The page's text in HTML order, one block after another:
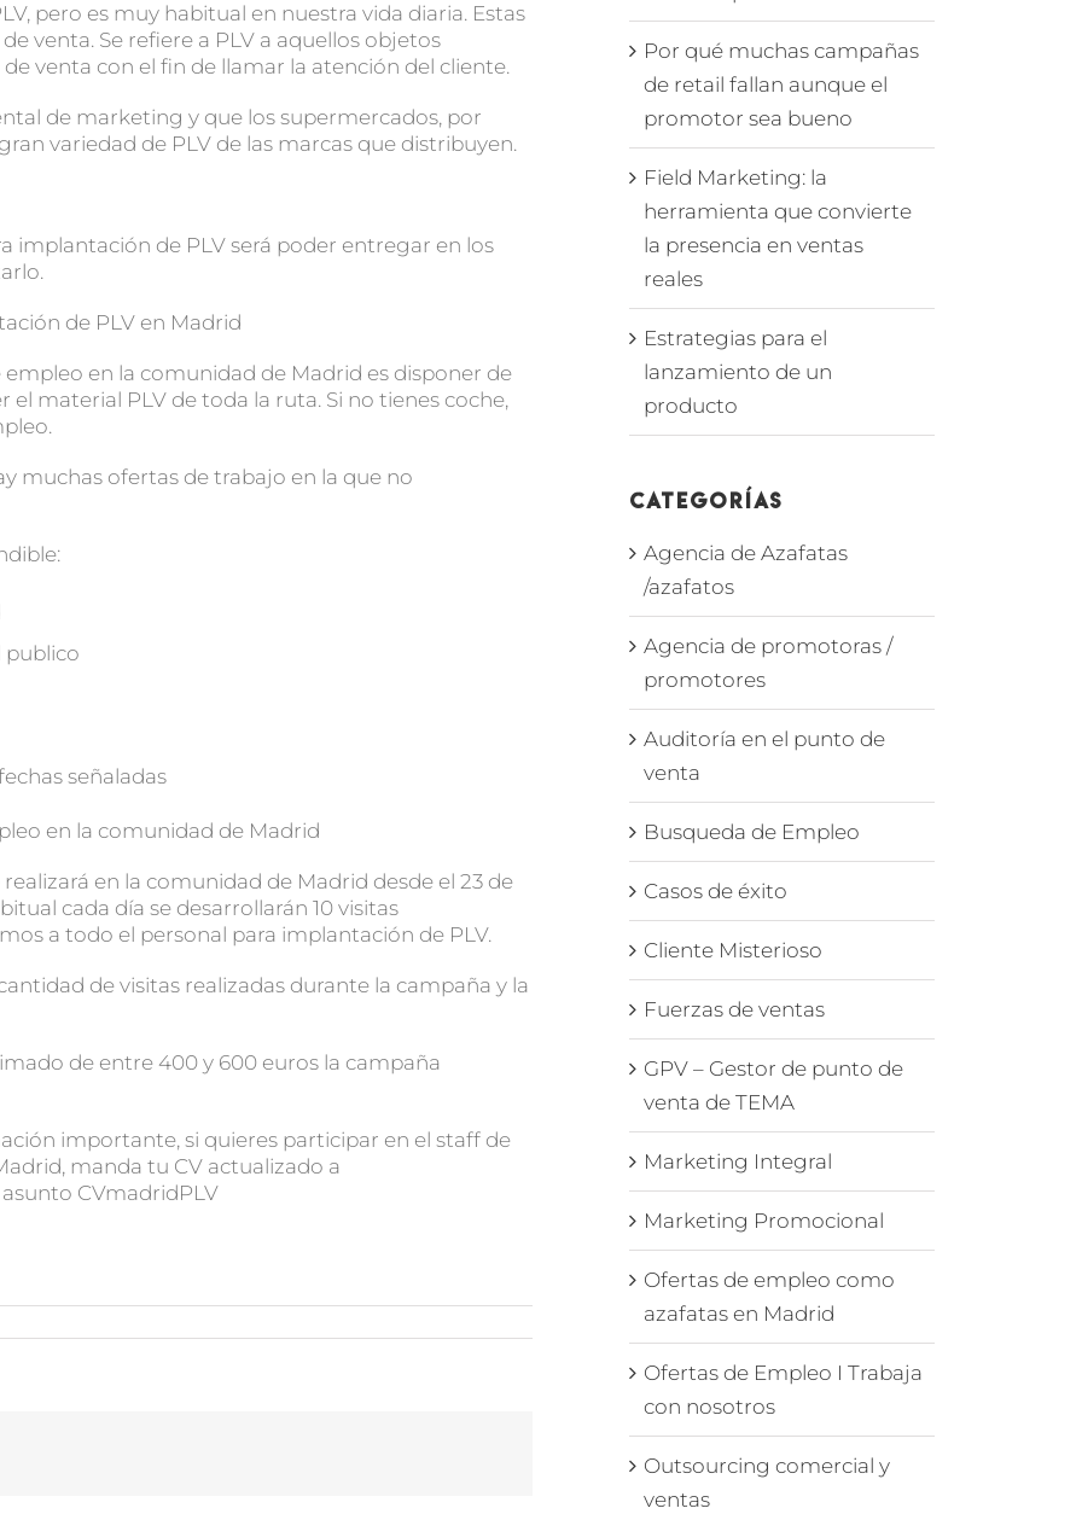
pero es muy habitual en nuestra vida diaria. Estas
venta. Se refiere a PLV a aquellos objetos
venta con el fin de llamar la atención del cliente.
de marketing y que los supermercados, por
variedad de PLV de las marcas que distribuyen.
implantación de PLV será poder entregar en los
de PLV en Madrid
en la comunidad de Madrid es disponer de
material PLV de toda la ruta. Si no tienes coche,
muchas ofertas de trabajo en la que no
publico
señaladas
en la comunidad de Madrid
en la comunidad de Madrid desde el 23 de
cada día se desarrollarán 10 visitas
a todo el personal para implantación de PLV.
de visitas realizadas durante la campaña y la
de entre 400 y 600 euros la campaña
importante, si quieres participar en el staff de
manda tu CV actualizado a
CVmadridPLV
Por qué muchas campañas
de retail fallan aunque el
promotor sea bueno
Field Marketing: la
herramienta que convierte
la presencia en ventas
reales
Estrategias para el
lanzamiento de un
producto
Categorías
Agencia de Azafatas
/azafatos
Agencia de promotoras /
promotores
Auditoría en el punto de
venta
Busqueda de Empleo
Casos de éxito
Cliente Misterioso
Fuerzas de ventas
GPV – Gestor de punto de
venta de TEMA
Marketing Integral
Marketing Promocional
Ofertas de empleo como
azafatas en Madrid
Ofertas de Empleo I Trabaja
con nosotros
Outsourcing comercial y
ventas